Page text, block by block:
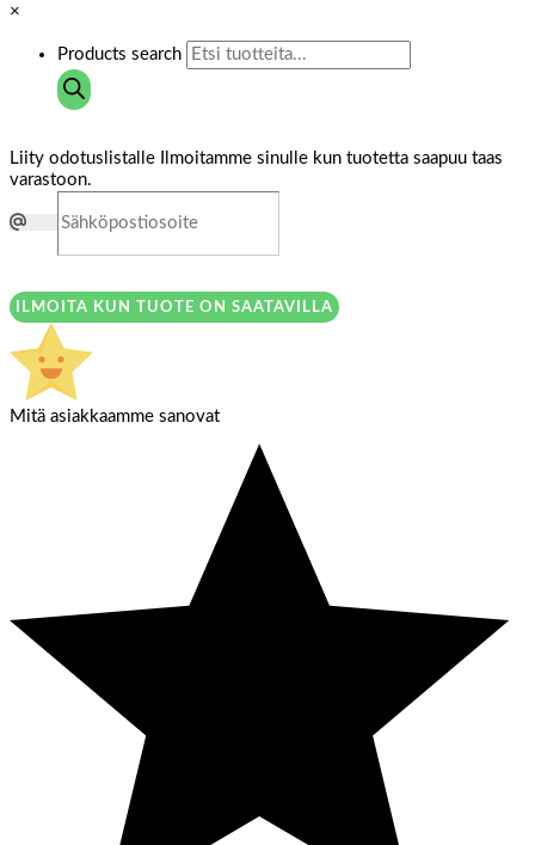
×
Products search
Liity odotuslistalle
Ilmoitamme sinulle kun tuotetta saapuu taas
varastoon.
ILMOITA KUN TUOTE ON SAATAVILLA
Mitä asiakkaamme sanovat